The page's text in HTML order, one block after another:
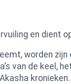
en dient
worden
van de keel,